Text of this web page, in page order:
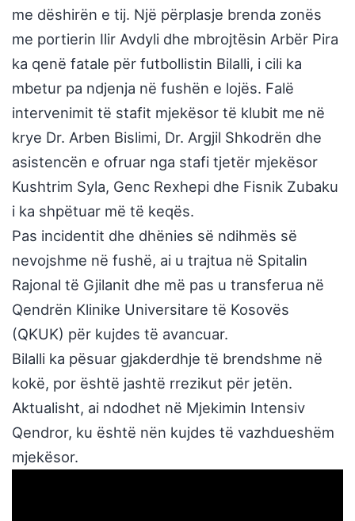
me dëshirën e tij. Një përplasje brenda zonës
me portierin Ilir Avdyli dhe mbrojtësin Arbër Pira
ka qenë fatale për futbollistin Bilalli, i cili ka
mbetur pa ndjenja në fushën e lojës. Falë
intervenimit të stafit mjekësor të klubit me në
krye Dr. Arben Bislimi, Dr. Argjil Shkodrën dhe
asistencën e ofruar nga stafi tjetër mjekësor
Kushtrim Syla, Genc Rexhepi dhe Fisnik Zubaku
i ka shpëtuar më të keqës.
Pas incidentit dhe dhënies së ndihmës së
nevojshme në fushë, ai u trajtua në Spitalin
Rajonal të Gjilanit dhe më pas u transferua në
Qendrën Klinike Universitare të Kosovës
(QKUK) për kujdes të avancuar.
Bilalli ka pësuar gjakderdhje të brendshme në
kokë, por është jashtë rrezikut për jetën.
Aktualisht, ai ndodhet në Mjekimin Intensiv
Qendror, ku është nën kujdes të vazhdueshëm
mjekësor.